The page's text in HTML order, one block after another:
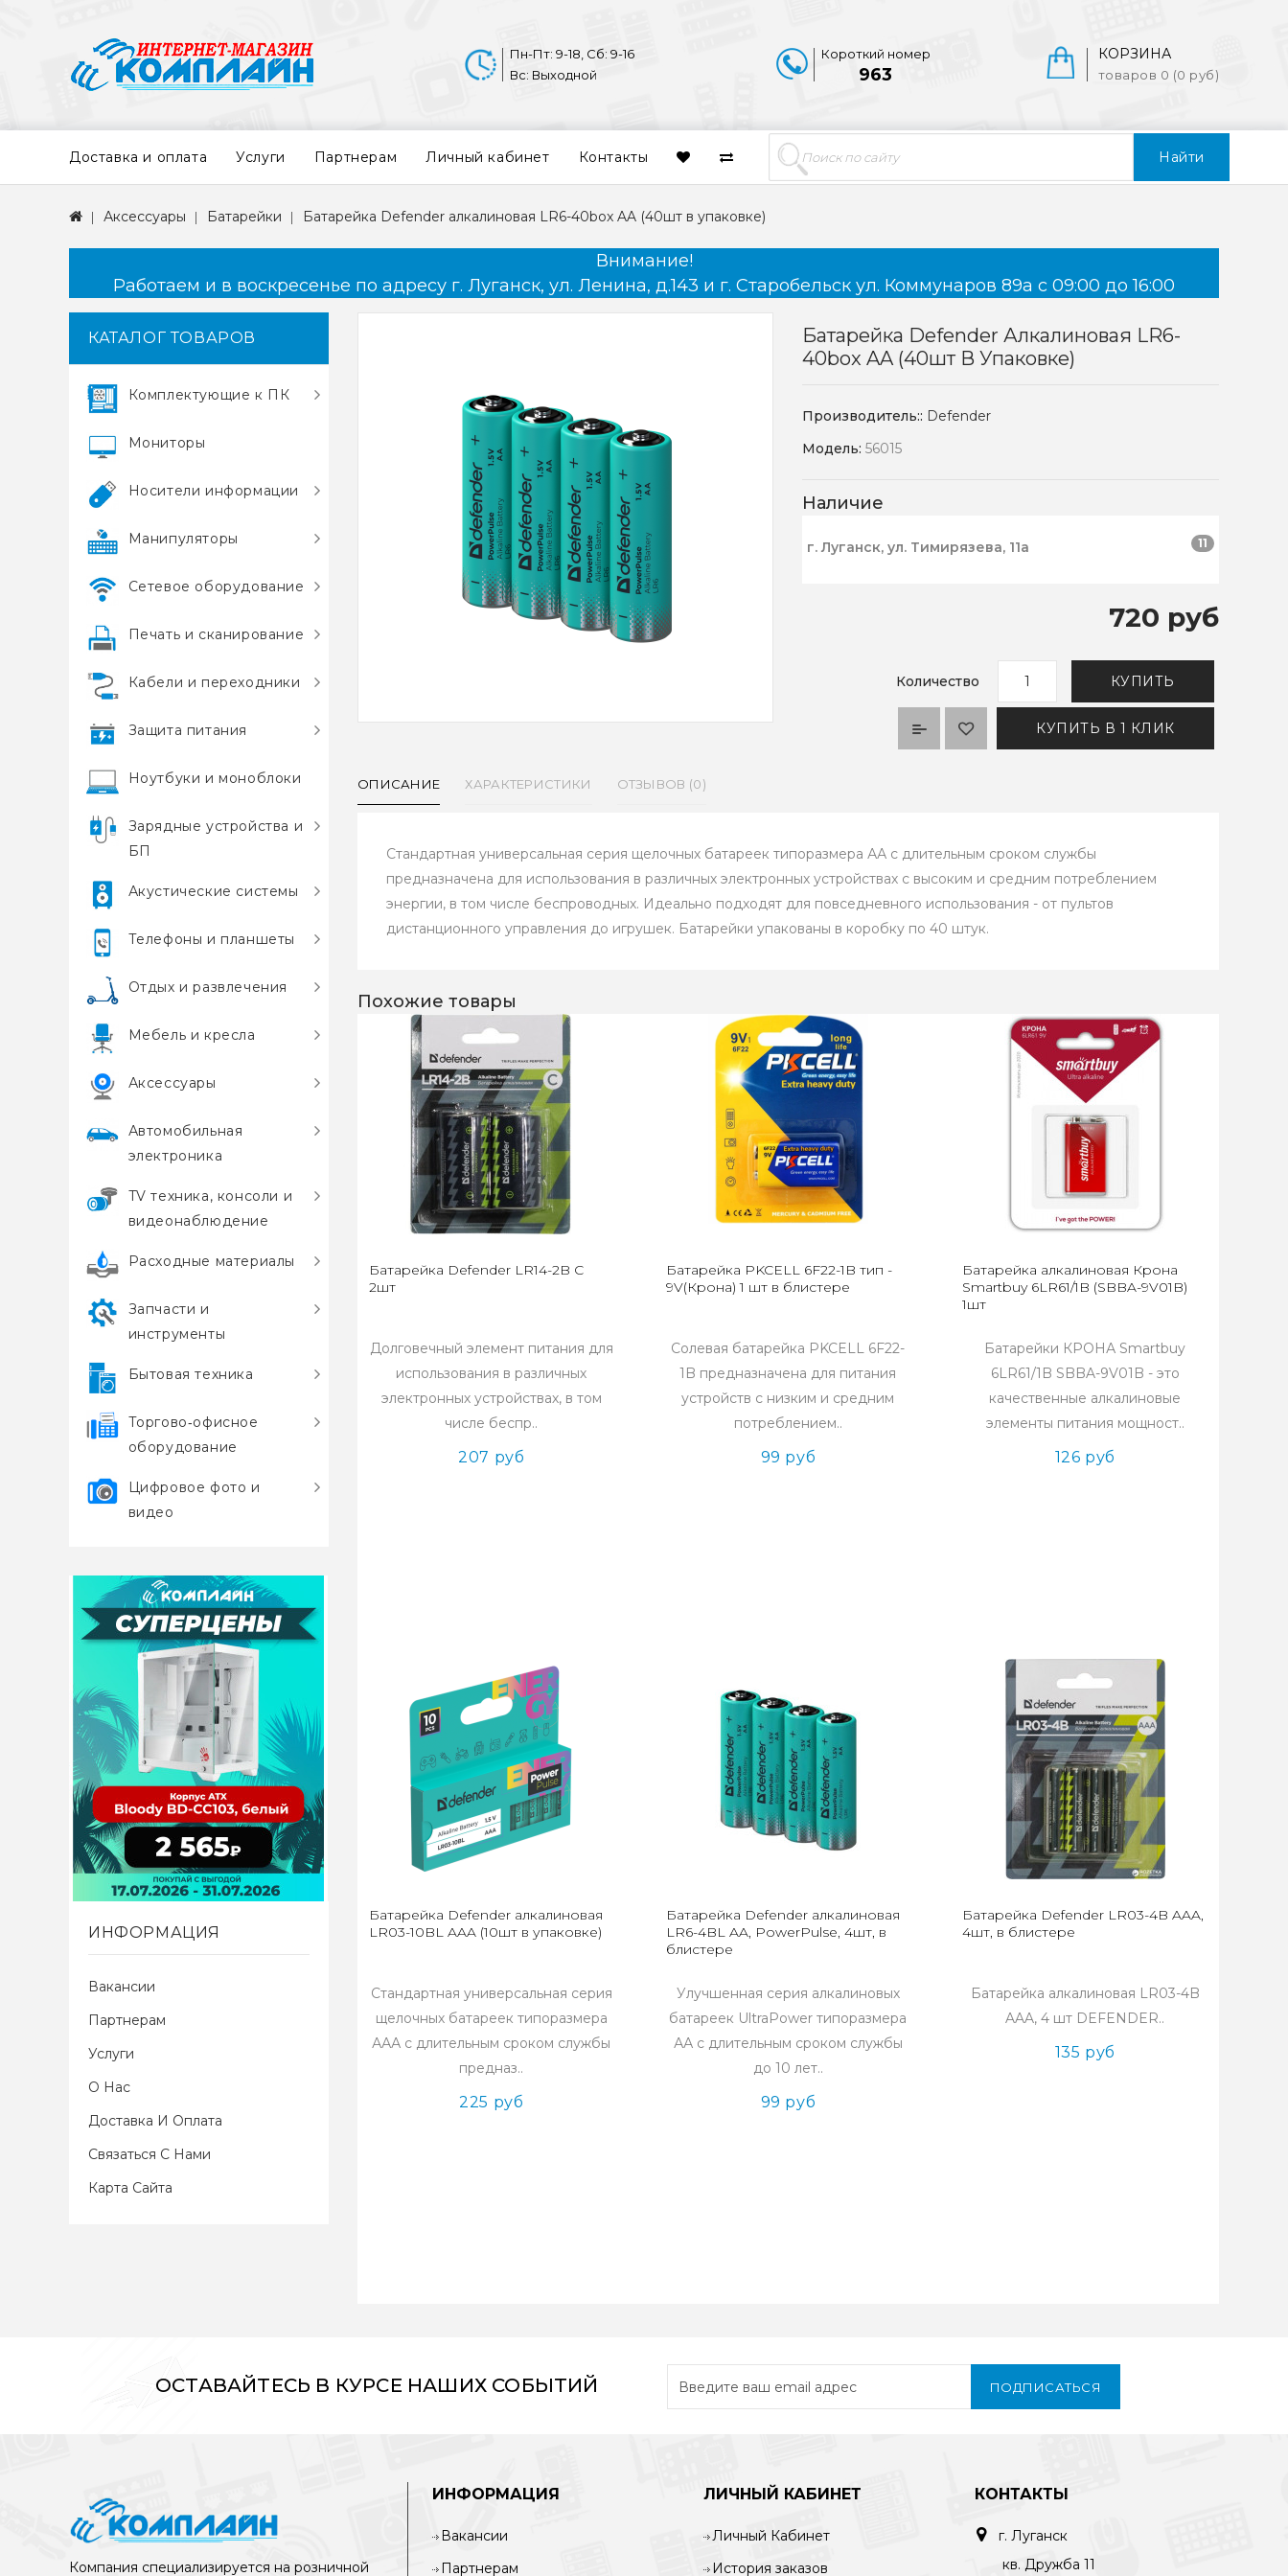
Найти
КОРЗИНА
товаров 0 (0 руб)
Короткий номер
963
Пн-Пт: 9-18, Сб: 9-16
Вс: Выходной
Доставка и оплата Услуги Партнерам Личный кабинет Контакты
Аксессуары Батарейки Батарейка Defender алкалиновая LR6-40box AA (40шт в упаковке)
Внимание!
Работаем и в воскресенье по адресу г. Луганск, ул. Ленина, д.143 и г. Старобельск ул. Коммунаров 89а с 09:00 до 16:00
КАТАЛОГ ТОВАРОВ
Комплектующие к ПК
Мониторы
Носители информации
Манипуляторы
Сетевое оборудование
Печать и сканирование
Кабели и переходники
Защита питания
Ноутбуки и моноблоки
Зарядные устройства и
БП
Акустические системы
Телефоны и планшеты
Отдых и развлечения
Мебель и кресла
Аксессуары
Автомобильная
электроника
TV техника, консоли и
видеонаблюдение
Расходные материалы
Запчасти и
инструменты
Бытовая техника
Торгово‑офисное
оборудование
Цифровое фото и
видео
ИНФОРМАЦИЯ
Вакансии
Партнерам
Услуги
О Нас
Доставка И Оплата
Связаться С Нами
Карта Сайта
Батарейка Defender Алкалиновая LR6-
40box AA (40шт В Упаковке)
Производитель:: Defender
Модель:56015
Наличие
г. Луганск, ул. Тимирязева, 11а 11
720 руб
Количество КУПИТЬ
КУПИТЬ В 1 КЛИК
ОПИСАНИЕ ХАРАКТЕРИСТИКИ ОТЗЫВОВ (0)
Стандартная универсальная серия щелочных батареек типоразмера АА с длительным сроком службы
предназначена для использования в различных электронных устройствах с высоким и средним потреблением
энергии, в том числе беспроводных. Идеально подходят для повседневного использования - от пультов
дистанционного управления до игрушек. Батарейки упакованы в коробку по 40 штук.
Похожие товары
Батарейка Defender LR14-2B С
2шт
Долговечный элемент питания для
использования в различных
электронных устройствах, в том
числе беспр..
207 руб
Батарейка PKCELL 6F22-1B тип -
9V(Крона) 1 шт в блистере
Солевая батарейка PKCELL 6F22-
1B предназначена для питания
устройств с низким и средним
потреблением..
99 руб
Батарейка алкалиновая Крона
Smartbuy 6LR61/1B (SBBA-9V01B)
1шт
Батарейки КРОНА Smartbuy
6LR61/1B SBBA-9V01B - это
качественные алкалиновые
элементы питания мощност..
126 руб
Батарейка Defender алкалиновая
LR03-10BL AAA (10шт в упаковке)
Стандартная универсальная серия
щелочных батареек типоразмера
ААА с длительным сроком службы
предназ..
225 руб
Батарейка Defender алкалиновая
LR6-4BL AA, PowerPulse, 4шт, в
блистере
Улучшенная серия алкалиновых
батареек UltraPower типоразмера
АА с длительным сроком службы
до 10 лет..
99 руб
Батарейка Defender LR03-4B AAA,
4шт, в блистере
Батарейка алкалиновая LR03-4B
AAA, 4 шт DEFENDER..
135 руб
ОСТАВАЙТЕСЬ В КУРСЕ НАШИХ СОБЫТИЙ ПОДПИСАТЬСЯ
Компания специализируется на розничной
ИНФОРМАЦИЯ
Вакансии
Партнерам
ЛИЧНЫЙ КАБИНЕТ
Личный Кабинет
История заказов
КОНТАКТЫ
г. Луганск
кв. Дружба 11